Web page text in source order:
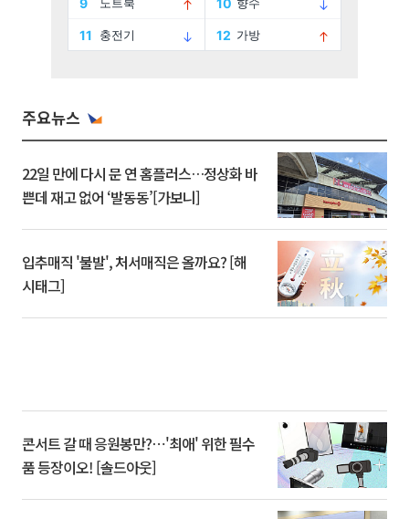
주요뉴스
22일 만에 다시 문 연 홈플러스…정상화 바
쁜데 재고 없어 ‘발동동’[가보니]
입추매직 '불발', 처서매직은 올까요? [해
시태그]
콘서트 갈 때 응원봉만?⋯'최애' 위한 필수
품 등장이오! [솔드아웃]